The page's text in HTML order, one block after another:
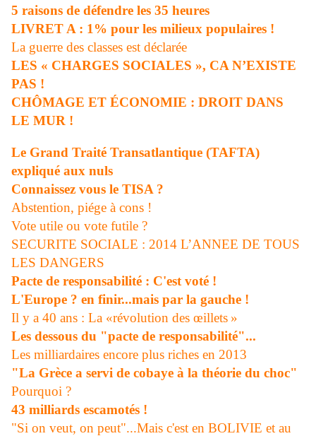
5 raisons de défendre les 35 heures
LIVRET A : 1% pour les milieux populaires !
La guerre des classes est déclarée
LES « CHARGES SOCIALES », CA N’EXISTE
PAS !
CHÔMAGE ET ÉCONOMIE : DROIT DANS
LE MUR !
Le Grand Traité Transatlantique (TAFTA)
expliqué aux nuls
Connaissez vous le TISA ?
Abstention, piége à cons !
Vote utile ou vote futile ?
SECURITE SOCIALE : 2014 L’ANNEE DE TOUS
LES DANGERS
Pacte de responsabilité : C'est voté !
L'Europe ? en finir...mais par la gauche !
Il y a 40 ans : La «révolution des œillets »
Les dessous du "pacte de responsabilité"...
Les milliardaires encore plus riches en 2013
"La Grèce a servi de cobaye à la théorie du choc"
Pourquoi ?
43 milliards escamotés !
"Si on veut, on peut"...Mais c'est en BOLIVIE et au